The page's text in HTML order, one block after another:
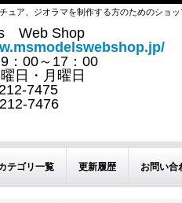
ュア、ジオラマを制作する方のためのショ
Web Shop
：00～17：00
日・月曜日
7475
7476
テゴリ一覧 更新履歴 お問い合